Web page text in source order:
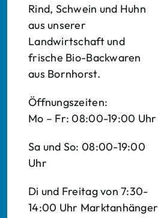
Rind, Schwein und Huhn
aus unserer
Landwirtschaft und
frische Bio-Backwaren
aus Bornhorst.
Öffnungszeiten:
Mo – Fr: 08:00-19:00 Uhr
Sa und So: 08:00-19:00
Uhr
Di und Freitag von 7:30-
14:00 Uhr Marktanhänger